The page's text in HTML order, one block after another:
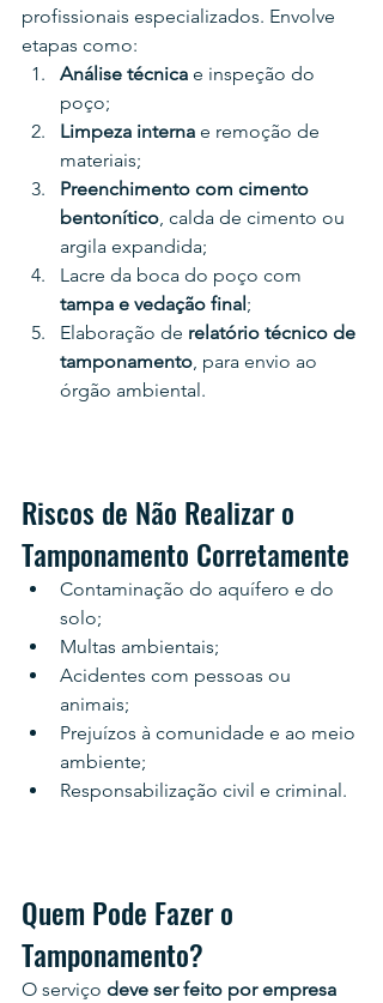
profissionais especializados. Envolve
etapas como:
Análise técnica e inspeção do
poço;
Limpeza interna e remoção de
materiais;
Preenchimento com cimento
bentonítico, calda de cimento ou
argila expandida;
Lacre da boca do poço com
tampa e vedação final ;
Elaboração de relatório técnico de
tamponamento, para envio ao
órgão ambiental.
Riscos de Não Realizar o
Tamponamento Corretamente
Contaminação do aquífero e do
solo;
Multas ambientais;
Acidentes com pessoas ou
animais;
Prejuízos à comunidade e ao meio
ambiente;
Responsabilização civil e criminal.
Quem Pode Fazer o
Tamponamento?
O serviço deve ser feito por empresa